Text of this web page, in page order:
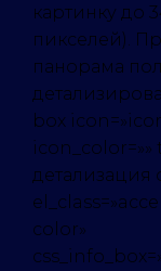
картинку до
пикселей).
панорама
box
детализация
color»